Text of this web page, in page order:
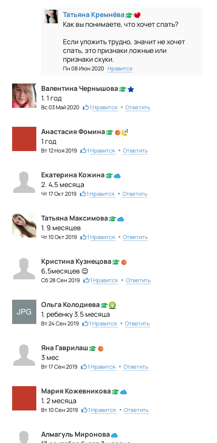
Татьяна Кремнёва
Как вы понимаете, что хочет спать?
Если уложить трудно, значит не хочет
спать, это признаки ложные или
признаки скуки.
Пн 08 Июн 2020 Нравится
Валентина Чернышова
1. 1 год
Вс 03 Май 2020 1 Нравится • Ответить
Анастасия Фомина
1 год
Вт 12 Ноя 2019 1 Нравится • Ответить
Екатерина Кожина
2. 4,5 месяца
Чт 17 Окт 2019 1 Нравится • Ответить
Татьяна Максимова
1. 9 месяцев
Чт 10 Окт 2019 1 Нравится • Ответить
Кристина Кузнецова
6,5месяцев 😌
Сб 28 Сен 2019 1 Нравится • Ответить
Ольга Колодиева
1. ребенку 3.5 месяца
Вт 24 Сен 2019 1 Нравится • Ответить
Яна Гаврилаш
3 мес
Вт 17 Сен 2019 1 Нравится • Ответить
Мария Кожевникова
1. 2 месяца
Вт 10 Сен 2019 1 Нравится • Ответить
Алмагуль Миронова